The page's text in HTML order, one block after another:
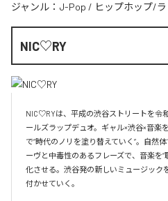
ジャンル： J-Pop / ヒップホップ/
NIC♡RY
NIC♡RYは、平成の渋谷ストリートを令
ールズラップデュオ。ギャル×渋谷×音楽
で“時代のノリを塗り替えていく”。自然
ーヴと中毒性のあるフレーズで、音楽を“
化させる。渋谷発の新しいミュージック
付かせていく。